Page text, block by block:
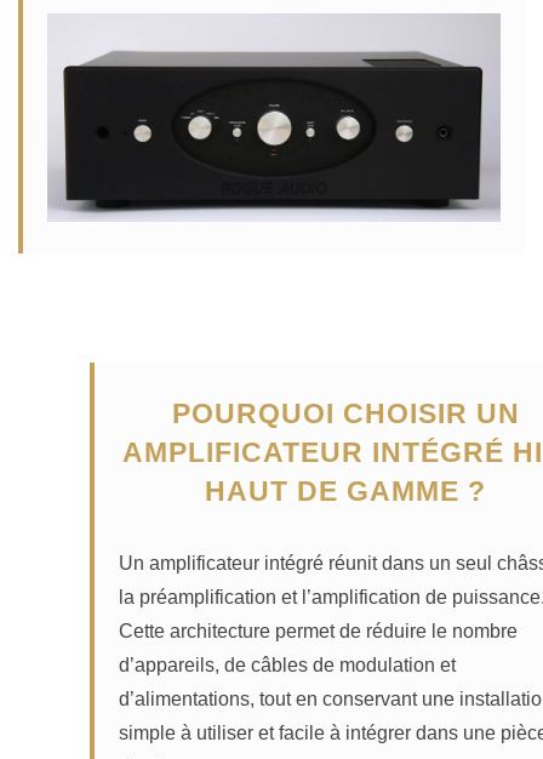
POURQUOI CHOISIR UN
AMPLIFICATEUR INTÉGRÉ
HAUT DE GAMME ?
Un amplificateur intégré réunit dans un seul
la préamplification et l’amplification de
Cette architecture permet de réduire le nombre
d’appareils, de câbles de modulation et
d’alimentations, tout en conservant une
simple à utiliser et facile à intégrer dans une